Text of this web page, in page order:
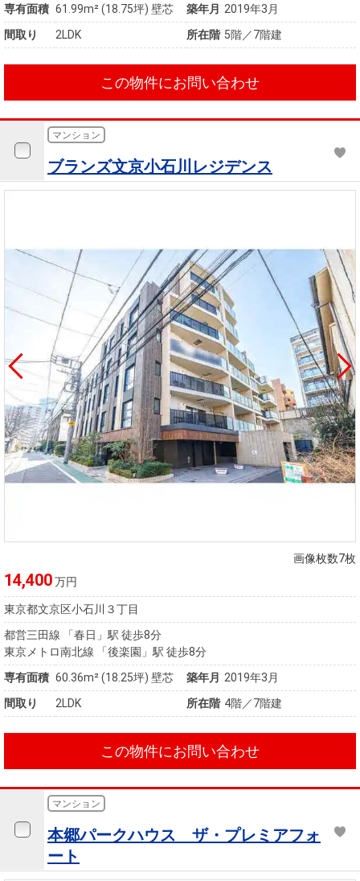
専有面積 61.99m²(18.75坪) 壁芯 築年月 2019年3月
間取り
2LDK 所在階 5階／7階建
この物件にお問い合わせ
マンション
ブランズ文京小石川レジデンス
画像枚数7枚
14,400万円
東京都文京区小石川３丁目
都営三田線 「春日」駅 徒歩8分
東京メトロ南北線 「後楽園」駅 徒歩8分
専有面積 60.36m²(18.25坪) 壁芯 築年月 2019年3月
間取り
2LDK 所在階 4階／7階建
この物件にお問い合わせ
マンション
本郷パークハウス ザ・プレミアフォ
ート